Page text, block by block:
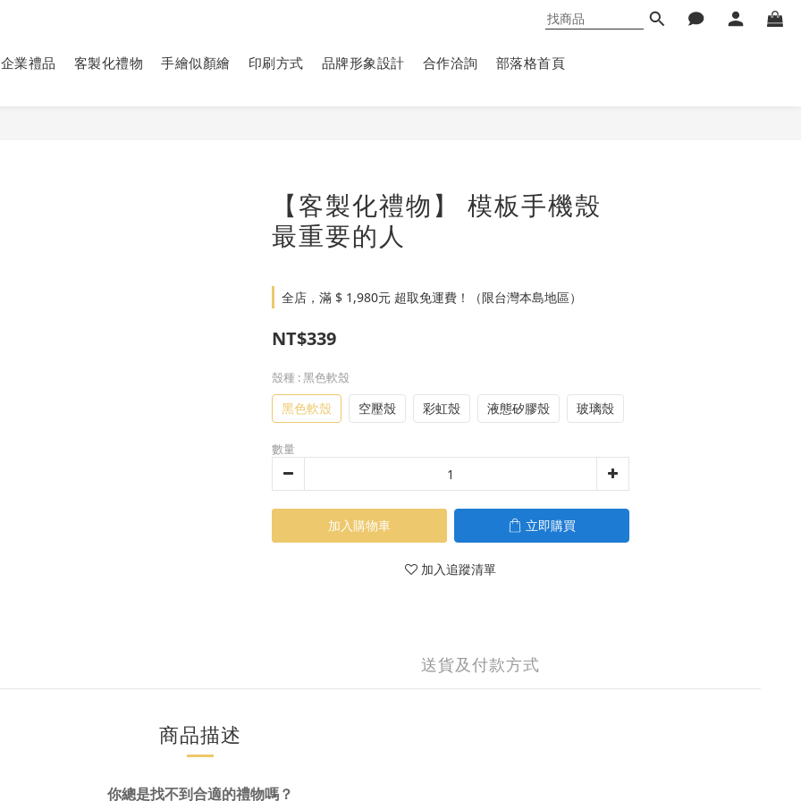
企業禮品 客製化禮物 手繪似顏繪 印刷方式 品牌形象設計 合作洽詢 部落格首頁
【客製化禮物】 模板手機殼
最重要的人
全店，滿 $ 1,980元 超取免運費！（限台灣本島地區）
NT$339
殼種 : 黑色軟殼
黑色軟殼 空壓殼 彩虹殼 液態矽膠殼 玻璃殼
數量
加入購物車 立即購買
加入追蹤清單
送貨及付款方式
商品描述
你總是找不到合適的禮物嗎？